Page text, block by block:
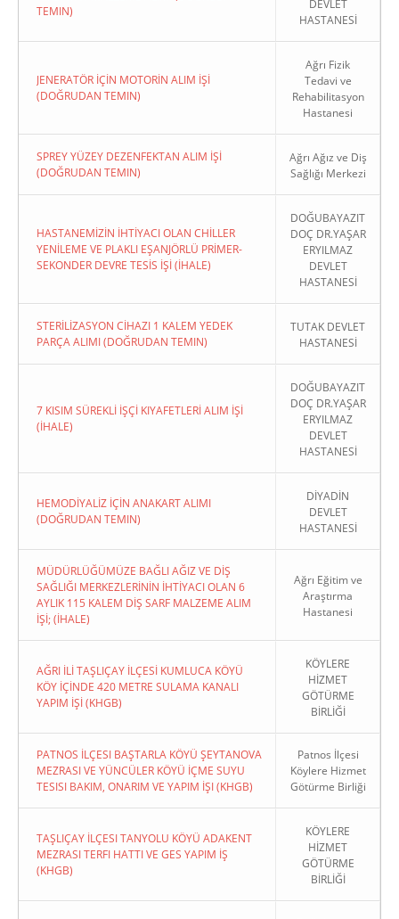
TEMIN)
DEVLET
HASTANESİ
JENERATÖR İÇİN MOTORİN ALIM İŞİ
(DOĞRUDAN TEMIN)
Ağrı Fizik
Tedavi ve
Rehabilitasyon
Hastanesi
SPREY YÜZEY DEZENFEKTAN ALIM İŞİ
(DOĞRUDAN TEMIN)
Ağrı Ağız ve Diş
Sağlığı Merkezi
HASTANEMİZİN İHTİYACI OLAN CHİLLER
YENİLEME VE PLAKLI EŞANJÖRLÜ PRİMER-
SEKONDER DEVRE TESİS İŞİ (İHALE)
DOĞUBAYAZIT
DOÇ DR.YAŞAR
ERYILMAZ
DEVLET
HASTANESİ
STERİLİZASYON CİHAZI 1 KALEM YEDEK
PARÇA ALIMI (DOĞRUDAN TEMIN)
TUTAK DEVLET
HASTANESİ
7 KISIM SÜREKLİ İŞÇİ KIYAFETLERİ ALIM İŞİ
(İHALE)
DOĞUBAYAZIT
DOÇ DR.YAŞAR
ERYILMAZ
DEVLET
HASTANESİ
HEMODİYALİZ İÇİN ANAKART ALIMI
(DOĞRUDAN TEMIN)
DİYADİN
DEVLET
HASTANESİ
MÜDÜRLÜĞÜMÜZE BAĞLI AĞIZ VE DİŞ
SAĞLIĞI MERKEZLERİNİN İHTİYACI OLAN 6
AYLIK 115 KALEM DİŞ SARF MALZEME ALIM
İŞİ; (İHALE)
Ağrı Eğitim ve
Araştırma
Hastanesi
AĞRI İLİ TAŞLIÇAY İLÇESİ KUMLUCA KÖYÜ
KÖY İÇİNDE 420 METRE SULAMA KANALI
YAPIM İŞİ (KHGB)
KÖYLERE
HİZMET
GÖTÜRME
BİRLİĞİ
PATNOS İLÇESI BAŞTARLA KÖYÜ ŞEYTANOVA
MEZRASI VE YÜNCÜLER KÖYÜ İÇME SUYU
TESISI BAKIM, ONARIM VE YAPIM İŞI (KHGB)
Patnos İlçesi
Köylere Hizmet
Götürme Birliği
TAŞLIÇAY İLÇESI TANYOLU KÖYÜ ADAKENT
MEZRASI TERFI HATTI VE GES YAPIM İŞ
(KHGB)
KÖYLERE
HİZMET
GÖTÜRME
BİRLİĞİ